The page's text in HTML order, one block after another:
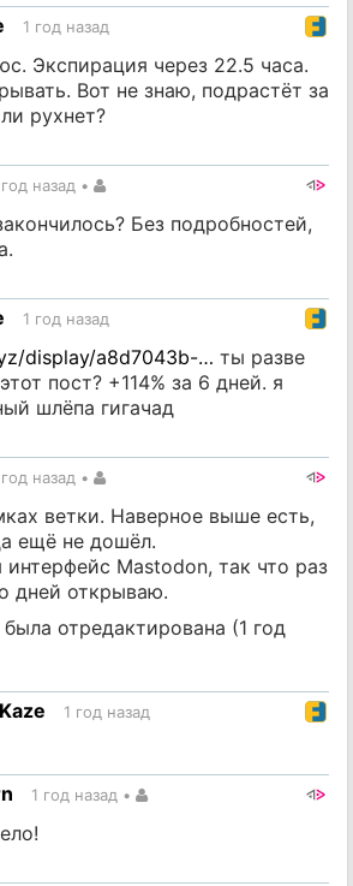
1 год назад
Экспирация через 22.5 часа.
Вот не знаю, подрастёт за
рухнет?
год назад •
Без подробностей,
1 год назад
display/a8d7043b-… ты разве
пост? +114% за 6 дней. я
шлёпа гигачад
год назад •
ветки. Наверное выше есть,
ещё не дошёл.
интерфейс Mastodon, так что раз
дней открываю.
была отредактирована (1 год
1 год назад
1 год назад •